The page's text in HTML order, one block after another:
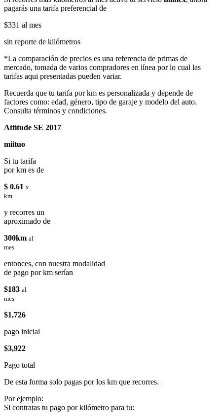
pagarás una tarifa preferencial de
$331 al mes
sin reporte de kilómetros
*La comparación de precios es una referencia de primas de
mercado, tomada de varios compradores en línea por lo cual las
tarifas aqui presentadas pueden variar.
Recuerda que tu tarifa por km es personalizada y depende de
factores como: edad, género, tipo de garaje y modelo del auto.
Consulta términos y condiciones.
Attitude SE 2017
miituo
Si tu tarifa
por km es de
$ 0.61 x
km
y recorres un
aproximado de
300km al
mes
entonces, con nuestra modalidad
de pago por km serían
$183 al
mes
$1,726
pago inicial
$3,922
Pago total
De esta forma solo pagas por los km que recorres.
Por ejemplo:
Si contratas tu pago por kilómetro para tu: